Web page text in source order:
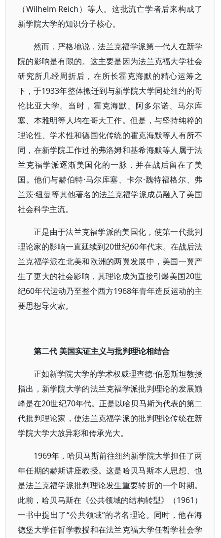
（Wilhelm Reich）等人。这批流亡学者后来构成了
新学院大学的知识分子核心。
然而，严格地说，法兰克福学派第一代人在新学
院的影响是有限的。这主要是因为法兰克福大学社会
研究所几经周折后，在所长霍克海默的精心运筹之
下，于1933年整体搬迁到与新学院大学同处纽约的哥
伦比亚大学。当时，霍克海默、阿多尔诺、马尔库
塞、本雅明等人均在哥大工作。但是，与坚持纯粹的
理论性、学术性和德国化传统的霍克海默等人有所不
同，在新学院工作过的弗洛姆和基希海默等人属于法
兰克福学派逐渐美国化的一脉，并在战后留在了美
国。他们与赫伯特·马尔库塞、卡尔·魏特福格尔、弗
兰茨·纽曼等其他著名的法兰克福学派成员融入了美国
社会科学主流。
正是由于法兰克福学派的美国化，使第一代批判
理论家的影响一直延续到20世纪60年代末。在战后法
兰克福学派在北美和欧洲的两翼发展中，美国一翼产
生了更大的社会影响，其理论成为直接引爆美国20世
纪60年代运动乃至整个西方1968年青年造反运动的主
要思想导火索。
第二代 美国实证主义与批判理论相结合
正如新学院大学的学术权威理查德·伯恩斯坦教授
指出，新学院大学的法兰克福学派批判理论的发展巅
峰是在20世纪70年代。正是以哈贝马斯为代表的第二
代批判理论家，使法兰克福学派的批判理论传统在新
学院大学大放异彩和传承光大。
1969年，哈贝马斯前往纽约新学院大学担任了两
年任期的赫斯讲座教授。这是哈贝马斯本人思想、也
是法兰克福学派批判理论发生重要转折的一个时期。
此前，哈贝马斯在《公共领域的结构转型》（1961）
一书中提出了“公共领域”的著名理论。同时，他在海
德堡大学任哲学教授和在法兰克福大学任哲学社会学